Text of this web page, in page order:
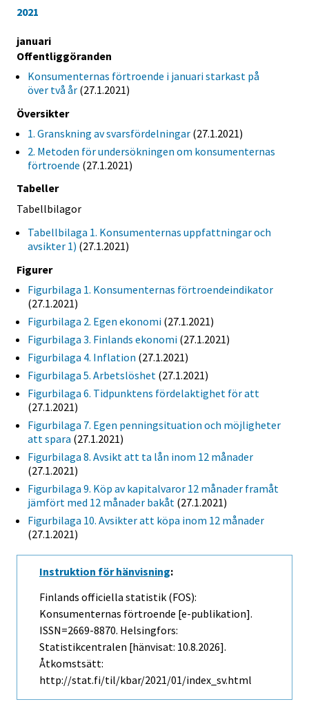
2021
januari
Offentliggöranden
Konsumenternas förtroende i januari starkast på
över två år (27.1.2021)
Översikter
1. Granskning av svarsfördelningar (27.1.2021)
2. Metoden för undersökningen om konsumenternas
förtroende (27.1.2021)
Tabeller
Tabellbilagor
Tabellbilaga 1. Konsumenternas uppfattningar och
avsikter 1) (27.1.2021)
Figurer
Figurbilaga 1. Konsumenternas förtroendeindikator
(27.1.2021)
Figurbilaga 2. Egen ekonomi (27.1.2021)
Figurbilaga 3. Finlands ekonomi (27.1.2021)
Figurbilaga 4. Inflation (27.1.2021)
Figurbilaga 5. Arbetslöshet (27.1.2021)
Figurbilaga 6. Tidpunktens fördelaktighet för att
(27.1.2021)
Figurbilaga 7. Egen penningsituation och möjligheter
att spara (27.1.2021)
Figurbilaga 8. Avsikt att ta lån inom 12 månader
(27.1.2021)
Figurbilaga 9. Köp av kapitalvaror 12 månader framåt
jämfört med 12 månader bakåt (27.1.2021)
Figurbilaga 10. Avsikter att köpa inom 12 månader
(27.1.2021)
Instruktion för hänvisning:
Finlands officiella statistik (FOS):
Konsumenternas förtroende [e-publikation].
ISSN=2669-8870. Helsingfors:
Statistikcentralen [hänvisat: 10.8.2026].
Åtkomstsätt:
http://stat.fi/til/kbar/2021/01/index_sv.html